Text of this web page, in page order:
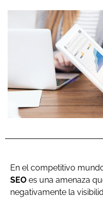
En el competitivo
SEO es una amenaza
negativamente la